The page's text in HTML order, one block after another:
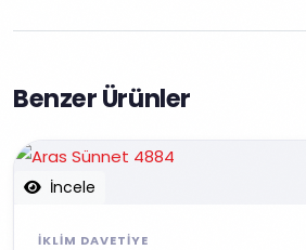
Benzer Ürünler
İncele
İKLIM DAVETIYE